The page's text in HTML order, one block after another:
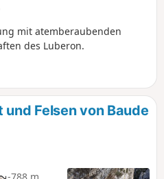
mit atemberaubenden
des Luberon.
Felsen von Baude